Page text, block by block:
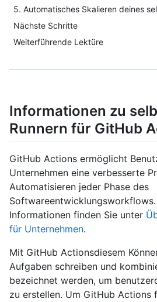
5. Automatisches Skalieren deines
Nächste Schritte
Weiterführende Lektüre
Informationen zu
Runnern für GitHub
GitHub Actions ermöglicht
Unternehmen eine verbesserte
Automatisieren jeder Phase des
Informationen finden Sie unter
für Unternehmen.
Mit GitHub Actionsdiesem
Aufgaben schreiben und
bezeichnet werden, um
zu erstellen. Um GitHub Actions